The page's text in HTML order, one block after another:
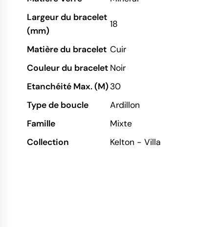
Largeur du bracelet
(mm)
18
Matière du bracelet Cuir
Couleur du bracelet Noir
Etanchéité Max. (M)30
Type de boucle
Ardillon
Famille
Mixte
Collection
Kelton - Villa